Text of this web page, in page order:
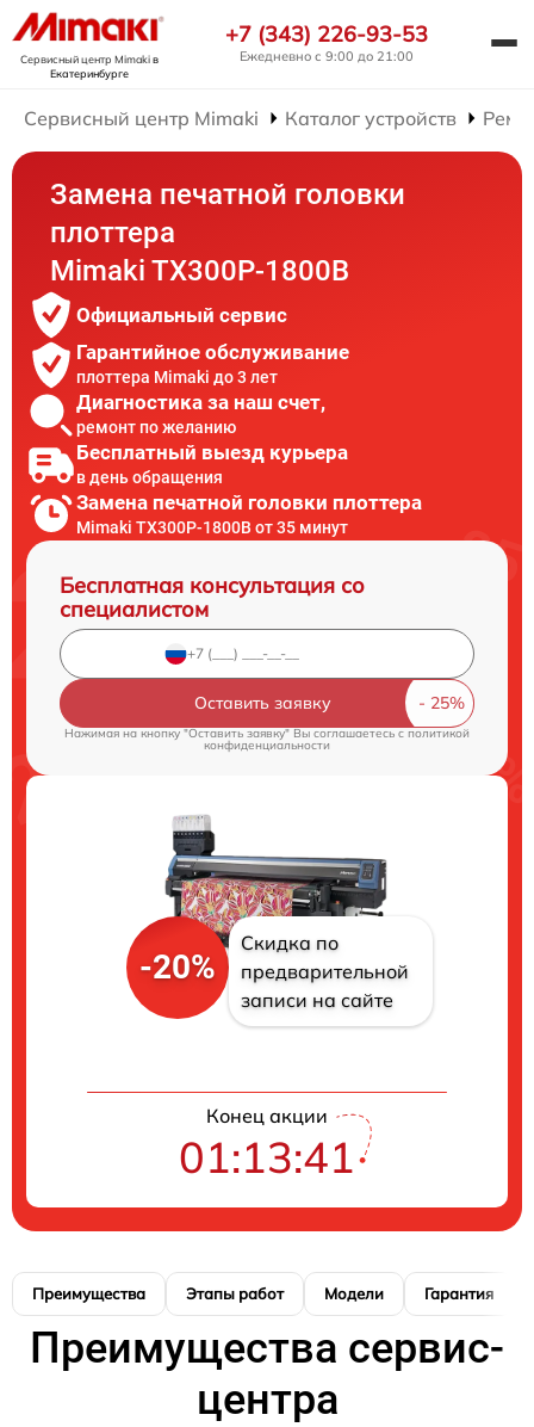
Сервисный центр Mimakiв
Екатеринбурге
+7 (343) 226-93-53
Ежедневно с 9:00 до 21:00
Сервисный центр Mimaki Каталог устройств
Замена печатной головки
плоттера
Mimaki TX300P-1800B
Официальный сервис
Гарантийное обслуживание
плоттера Mimaki до 3 лет
Диагностика за наш счет,
ремонт по желанию
Бесплатный выезд курьера
в день обращения
Замена печатной головки плоттера
Mimaki TX300P-1800B от 35 минут
Бесплатная консультация со
специалистом
Оставить заявку
Нажимая на кнопку "Оставить заявку" Вы соглашаетесь cполитикой
конфиденциальности
-20%
Скидка по
предварительной
записи на сайте
Конец акции
01:13:40
Преимущества Этапы работ Модели Гарантия
Преимущества сервис-
центра